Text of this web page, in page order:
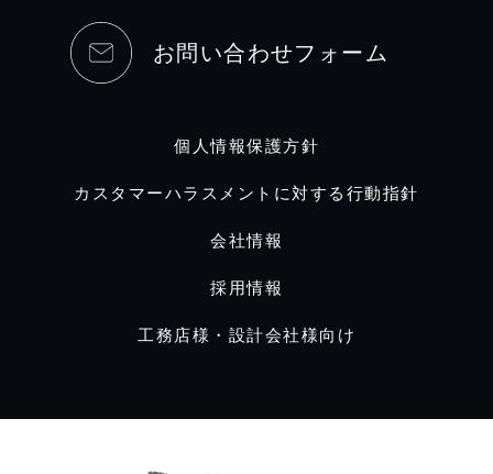
お問い合わせフォーム
個人情報保護方針
カスタマーハラスメントに対する行動指針
会社情報
採用情報
工務店様・設計会社様向け